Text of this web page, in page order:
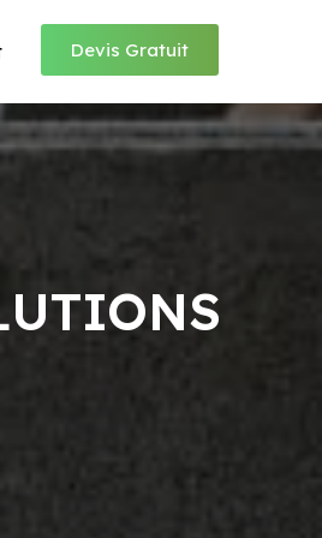
Devis Gratuit